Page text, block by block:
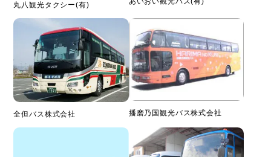
丸八観光タクシー(有)
全但バス株式会社 播磨乃国観光バス株式会社